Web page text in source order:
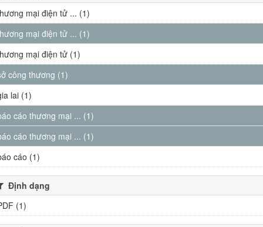
mại điện tử ... (1)
mại điện tử ... (1)
mại điện tử (1)
công thương (1)
lai (1)
cáo thương mại ... (1)
cáo thương mại ... (1)
cáo (1)
Định dạng
(1)